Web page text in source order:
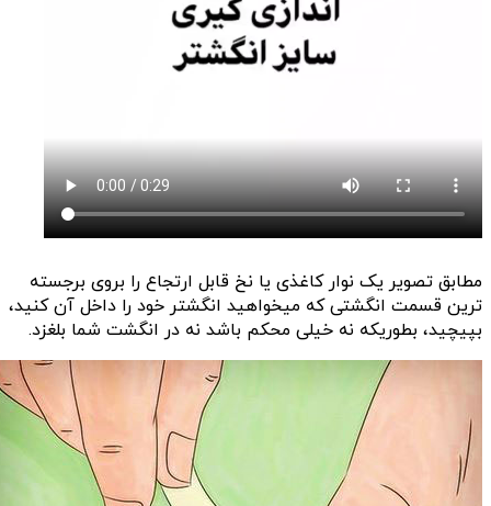
مطابق تصویر یک نوار کاغذی یا نخ قابل ارتجاع را بروی برجسته
ترین قسمت انگشتی که میخواهید انگشتر خود را داخل آن کنید،
بپیچید، بطوریکه نه خیلی محکم باشد نه در انگشت شما بلغزد.